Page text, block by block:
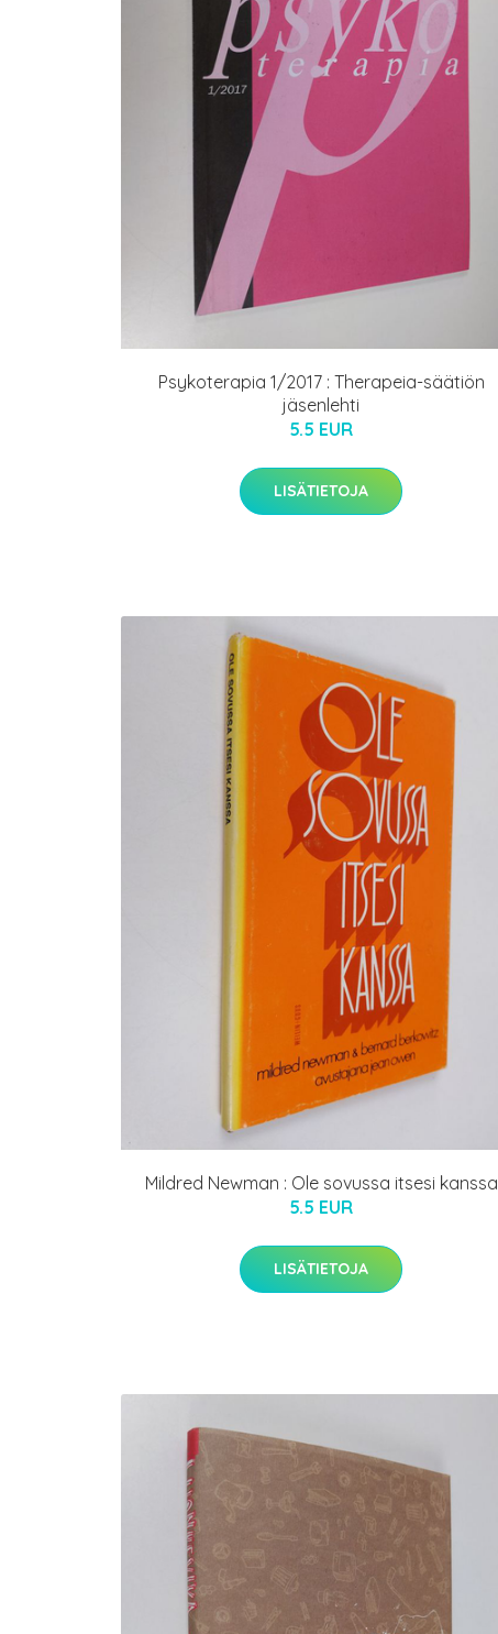
Psykoterapia 1/2017 : Therapeia-säätiön
jäsenlehti
5.5 EUR
LISÄTIETOJA
Mildred Newman : Ole sovussa itsesi kanssa
5.5 EUR
LISÄTIETOJA